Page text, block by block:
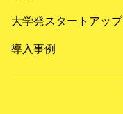
大学発スタートアップ
導入事例